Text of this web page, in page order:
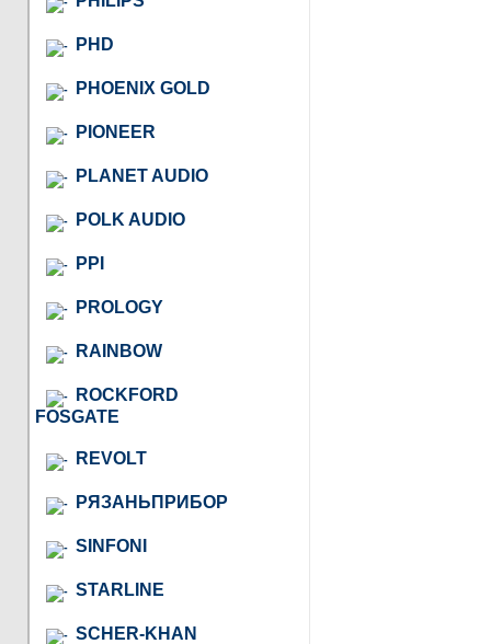
PHD
PHOENIX GOLD
PIONEER
PLANET AUDIO
POLK AUDIO
PPI
PROLOGY
RAINBOW
ROCKFORD
FOSGATE
REVOLT
РЯЗАНЬПРИБОР
SINFONI
STARLINE
SCHER-KHAN